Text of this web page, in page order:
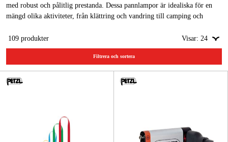
Deutschland
Arbetskläder & skydd
El & bygg
Hem & fritid
Varumärken
med robust och pålitlig prestanda. Dessa pannlampor är idealiska för en
mängd olika aktiviteter, från klättring och vandring till camping och
109 produkter Visar: 24
Filtrera och sortera